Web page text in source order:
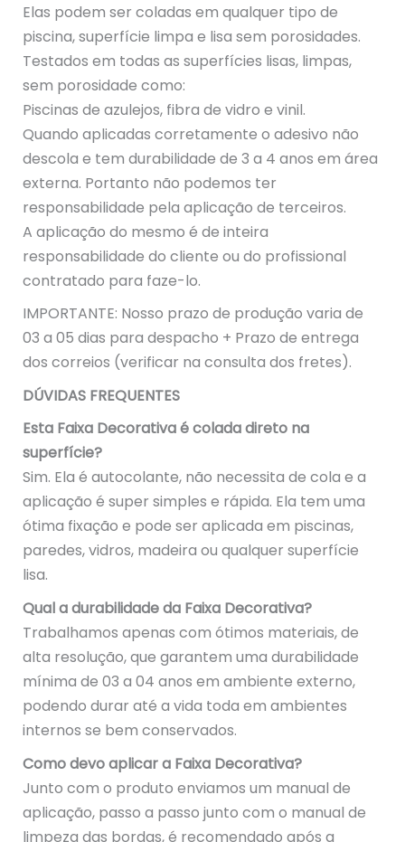
Elas podem ser coladas em qualquer tipo de
piscina, superfície limpa e lisa sem porosidades.
Testados em todas as superfícies lisas, limpas,
sem porosidade como:
Piscinas de azulejos, fibra de vidro e vinil.
Quando aplicadas corretamente o adesivo não
descola e tem durabilidade de 3 a 4 anos em área
externa. Portanto não podemos ter
responsabilidade pela aplicação de terceiros.
A aplicação do mesmo é de inteira
responsabilidade do cliente ou do profissional
contratado para faze-lo.
IMPORTANTE: Nosso prazo de produção varia de
03 a 05 dias para despacho + Prazo de entrega
dos correios (verificar na consulta dos fretes).
DÚVIDAS FREQUENTES
Esta Faixa Decorativa é colada direto na
superfície?
Sim. Ela é autocolante, não necessita de cola e a
aplicação é super simples e rápida. Ela tem uma
ótima fixação e pode ser aplicada em piscinas,
paredes, vidros, madeira ou qualquer superfície
lisa.
Qual a durabilidade da Faixa Decorativa?
Trabalhamos apenas com ótimos materiais, de
alta resolução, que garantem uma durabilidade
mínima de 03 a 04 anos em ambiente externo,
podendo durar até a vida toda em ambientes
internos se bem conservados.
Como devo aplicar a Faixa Decorativa?
Junto com o produto enviamos um manual de
aplicação, passo a passo junto com o manual de
limpeza das bordas, é recomendado após a